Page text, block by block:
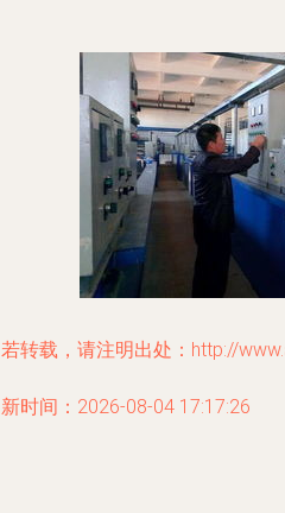
转载，请注明出处：http://
时间：2026-08-04 17:17:26